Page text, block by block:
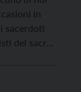
in
sacerdoti
del sacro”,